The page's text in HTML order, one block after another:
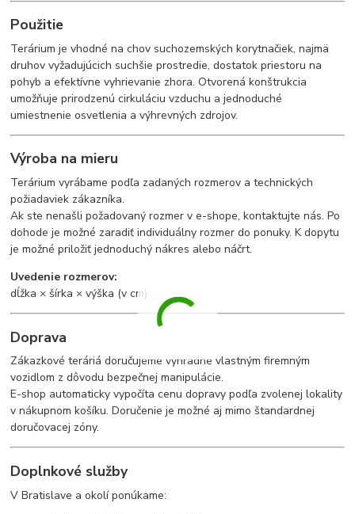
Použitie
Terárium je vhodné na chov suchozemských korytnačiek, najmä
druhov vyžadujúcich suchšie prostredie, dostatok priestoru na
pohyb a efektívne vyhrievanie zhora. Otvorená konštrukcia
umožňuje prirodzenú cirkuláciu vzduchu a jednoduché
umiestnenie osvetlenia a výhrevných zdrojov.
Výroba na mieru
Terárium vyrábame podľa zadaných rozmerov a technických
požiadaviek zákazníka.
Ak ste nenašli požadovaný rozmer v e-shope, kontaktujte nás. Po
dohode je možné zaradiť individuálny rozmer do ponuky. K dopytu
je možné priložiť jednoduchý nákres alebo náčrt.
Uvedenie rozmerov:
dĺžka × šírka × výška (v cm)
Doprava
Zákazkové teráriá doručujeme výhradne vlastným firemným
vozidlom z dôvodu bezpečnej manipulácie.
E-shop automaticky vypočíta cenu dopravy podľa zvolenej lokality
v nákupnom košíku. Doručenie je možné aj mimo štandardnej
doručovacej zóny.
Doplnkové služby
V Bratislave a okolí ponúkame: